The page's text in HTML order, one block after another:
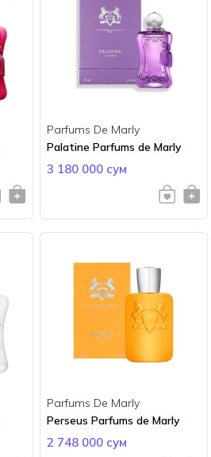
Parfums De Marly
Palatine Parfums de Marly
3 180 000 сум
Parfums De Marly
Perseus Parfums de Marly
2 748 000 сум